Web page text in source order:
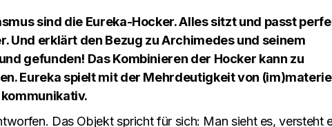
sind die Eureka-Hocker. Alles sitzt und passt
Und erklärt den Bezug zu Archimedes und seinem
gefunden! Das Kombinieren der Hocker kann zu
Eureka spielt mit der Mehrdeutigkeit von
Das Objekt spricht für sich: Man sieht es, versteht